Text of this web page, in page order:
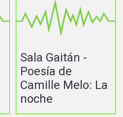
Sala Gaitán -
Poesía de
Camille Melo: La
noche